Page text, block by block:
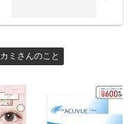
カミさんのこと